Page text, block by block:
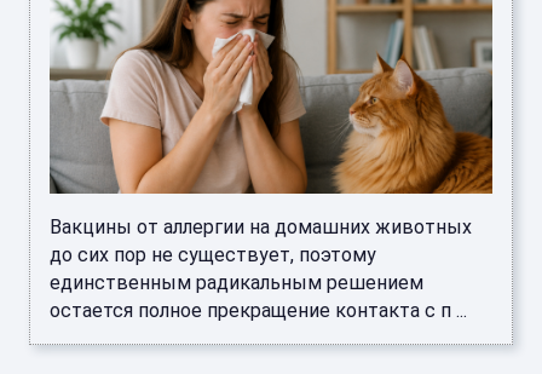
Вакцины от аллергии на домашних животных
до сих пор не существует, поэтому
единственным радикальным решением
остается полное прекращение контакта с п ...